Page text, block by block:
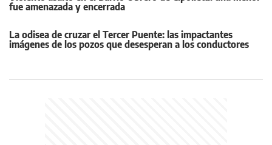
fue amenazada y encerrada
La odisea de cruzar el Tercer Puente: las impactantes
imágenes de los pozos que desesperan a los conductores